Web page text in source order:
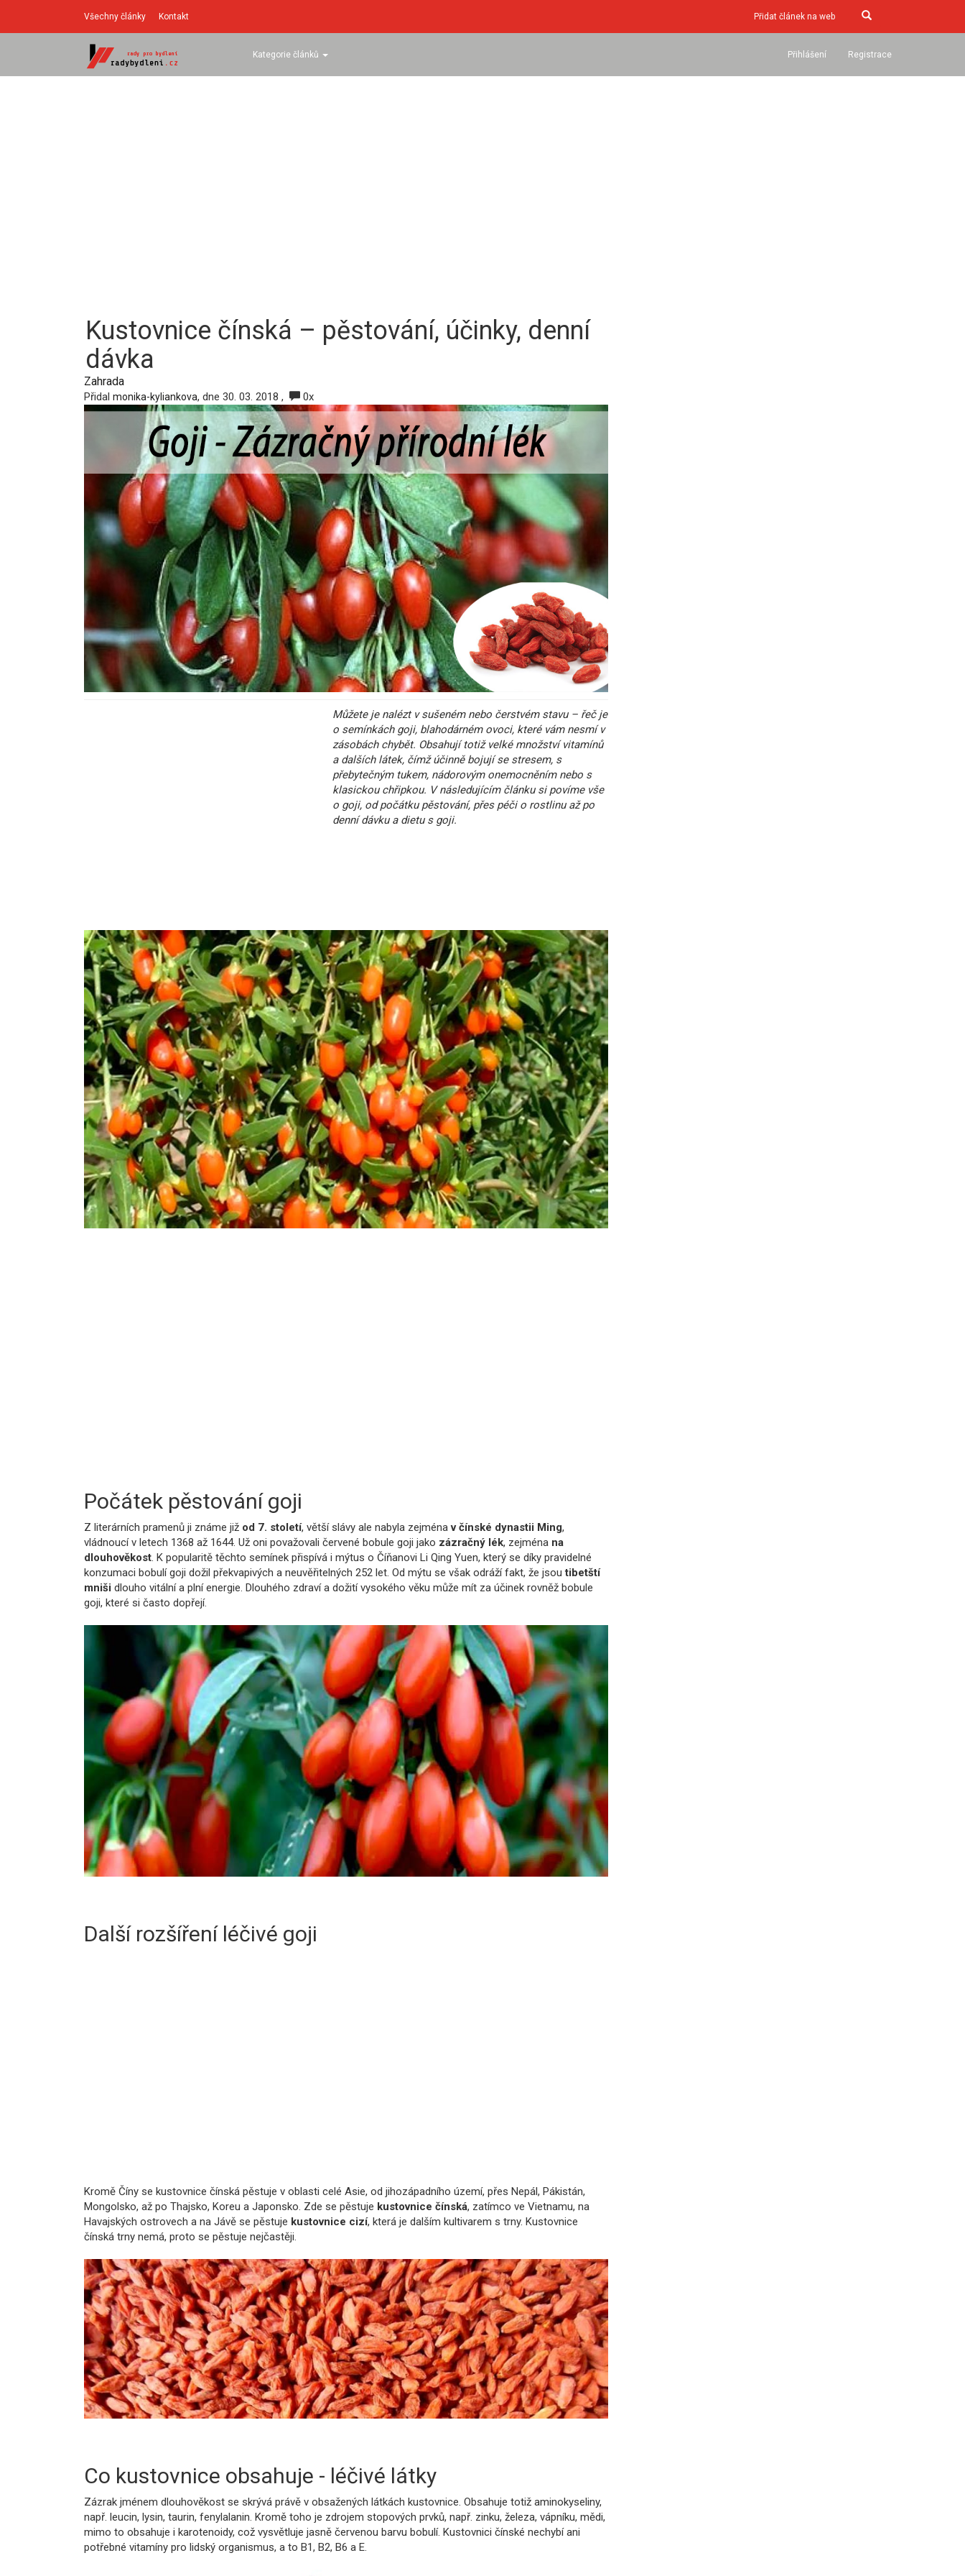
Všechny články Kontakt Přidat článek na web
Kategorie článků Přihlášení Registrace
Kustovnice čínská – pěstování, účinky, denní
dávka
Zahrada
Přidal monika-kyliankova, dne 30. 03. 2018 , 0x
Můžete je nalézt v sušeném nebo čerstvém stavu – řeč je
o semínkách goji, blahodárném ovoci, které vám nesmí v
zásobách chybět. Obsahují totiž velké množství vitamínů
a dalších látek, čímž účinně bojují se stresem, s
přebytečným tukem, nádorovým onemocněním nebo s
klasickou chřipkou. V následujícím článku si povíme vše
o goji, od počátku pěstování, přes péči o rostlinu až po
denní dávku a dietu s goji.
Počátek pěstování goji
Z literárních pramenů ji známe již od 7. století, větší slávy ale nabyla zejménav čínské dynastii Ming,
vládnoucí v letech 1368 až 1644. Už oni považovali červené bobule goji jako zázračný lék, zejména na
dlouhověkost. K popularitě těchto semínek přispívá i mýtus o Číňanovi Li Qing Yuen, který se díky pravidelné
konzumaci bobulí goji dožil překvapivých a neuvěřitelných 252 let. Od mýtu se však odráží fakt, že jsoutibetští
mniši dlouho vitální a plní energie. Dlouhého zdraví a dožití vysokého věku může mít za účinek rovněž bobule
goji, které si často dopřejí.
Další rozšíření léčivé goji
Kromě Číny se kustovnice čínská pěstuje v oblasti celé Asie, od jihozápadního území, přes Nepál, Pákistán,
Mongolsko, až po Thajsko, Koreu a Japonsko. Zde se pěstuje kustovnice čínská, zatímco ve Vietnamu, na
Havajských ostrovech a na Jávě se pěstuje kustovnice cizí, která je dalším kultivarem s trny. Kustovnice
čínská trny nemá, proto se pěstuje nejčastěji.
Co kustovnice obsahuje - léčivé látky
Zázrak jménem dlouhověkost se skrývá právě v obsažených látkách kustovnice. Obsahuje totiž aminokyseliny,
např. leucin, lysin, taurin, fenylalanin. Kromě toho je zdrojem stopových prvků, např. zinku, železa, vápníku, mědi,
mimo to obsahuje i karotenoidy, což vysvětluje jasně červenou barvu bobulí. Kustovnici čínské nechybí ani
potřebné vitamíny pro lidský organismus, a to B1, B2, B6 a E.